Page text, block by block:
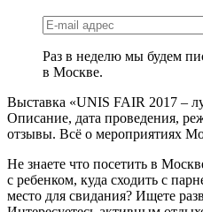
Раз в неделю мы будем
в Москве.
Выставка «UNIS FAIR 2017 –
Описание, дата проведения,
отзывы. Всё о мероприятиях
Не знаете что посетить в
с ребенком, куда сходить с
место для свидания? Ищете